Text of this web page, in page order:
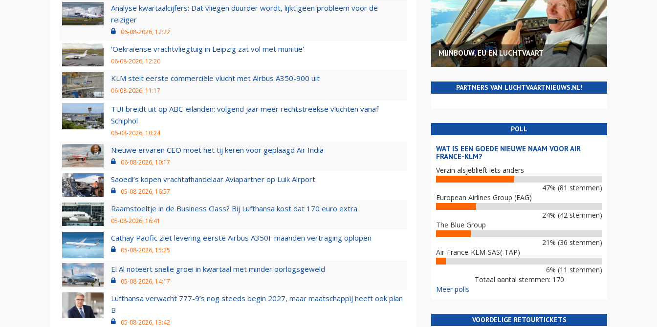
Analyse kwartaalcijfers: Dat vliegen duurder wordt, lijkt geen probleem voor de
reiziger
06-08-2026, 12:22
'Oekraïense vrachtvliegtuig in Leipzig zat vol met munitie'
06-08-2026, 12:20
KLM stelt eerste commerciële vlucht met Airbus A350-900 uit
06-08-2026, 11:17
TUI breidt uit op ABC-eilanden: volgend jaar meer rechtstreekse vluchten vanaf
Schiphol
06-08-2026, 10:24
Nieuwe ervaren CEO moet het tij keren voor geplaagd Air India
06-08-2026, 10:17
Saoedi’s kopen vrachtafhandelaar Aviapartner op Luik Airport
05-08-2026, 16:57
Raamstoeltje in de Business Class? Bij Lufthansa kost dat 170 euro extra
05-08-2026, 16:41
Cathay Pacific ziet levering eerste Airbus A350F maanden vertraging oplopen
05-08-2026, 15:25
El Al noteert snelle groei in kwartaal met minder oorlogsgeweld
05-08-2026, 14:17
Lufthansa verwacht 777-9’s nog steeds begin 2027, maar maatschappij heeft ook plan
B
05-08-2026, 13:42
MIJNBOUW, EU EN LUCHTVAART
PARTNERS VAN LUCHTVAARTNIEUWS.NL!
POLL
WAT IS EEN GOEDE NIEUWE NAAM VOOR AIR
FRANCE-KLM?
Verzin alsjeblieft iets anders
47% (81 stemmen)
European Airlines Group (EAG)
24% (42 stemmen)
The Blue Group
21% (36 stemmen)
Air-France-KLM-SAS(-TAP)
6% (11 stemmen)
Totaal aantal stemmen: 170
Meer polls
VOORDELIGE RETOURTICKETS